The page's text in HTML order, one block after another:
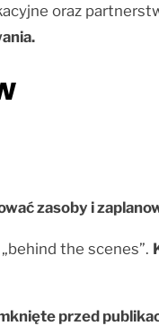
oraz
zasoby i
the scenes”.
przed